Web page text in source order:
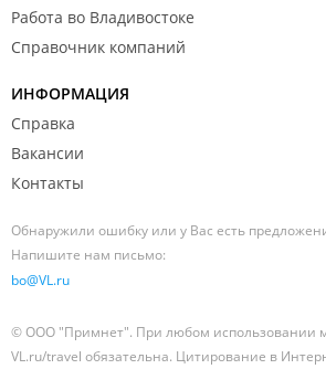
Работа во Владивостоке
Справочник компаний
ИНФОРМАЦИЯ
Справка
Вакансии
Контакты
Обнаружили ошибку или у Вас есть
Напишите нам письмо:
bo@VL.ru
© ООО "Примнет". При любом использовании
VL.ru/travel обязательна. Цитирование в